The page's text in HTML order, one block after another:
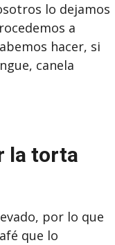
lo dejamos
a
hacer, si
canela
la torta
por lo que
que lo